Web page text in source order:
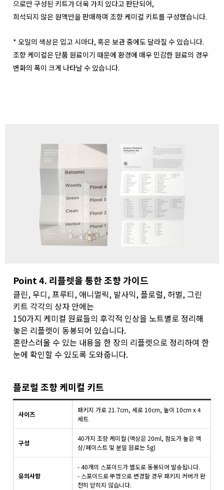
으로만 구성된 키트가 더욱 가치 있다고 판단되어,
희석되지 않은 원액만을 판매하며 조향 케미컬 키트를 구성했습니다.
* 오일의 색상은 입고 시마다, 혹은 보관 중에도 달라질 수 있습니다.
조향 케미컬은 단품 원료이기 때문에 환경에 매우 민감한 원료의 경우
변화의 폭이 크게 나타날 수 있습니다.
Point 4. 리플렛을 통한 조향 가이드
클린, 우디, 프루티, 애니멀릭, 발사믹, 플로럴, 허벌, 그린
키트 각각의 상자 안에는
150가지 케미컬 원료들의 후각적 인상을 노트별로 정리해
놓은 리플렛이 동봉되어 있습니다.
혼란스러울 수 있는 내용을 한 장의 리플렛으로 정리하여 한
눈에 확인할 수 있도록 도와줍니다.
플로럴 조향 케미컬 키트
사이즈
패키지 가로 21.7cm, 세로 10cm, 높이 10cm x 4
세트
구성
40가지 조향 케미컬 (액상은 20ml, 점도가 높은 액
상/페이스트 및 분말 원료는 5g)
유의사항
- 40개의 스포이드가 별도로 동봉되어 발송됩니다.
- 스포이드로 뚜껑으로 변경할 경우 패키지 커버가 완
전히 닫히지 않습니다.